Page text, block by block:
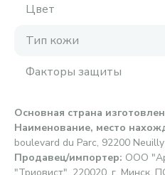
Цвет
Тип кожи
Факторы защиты
Основная страна
Наименование, место
boulevard du Parc, 92200
Продавец/импортер: ООО